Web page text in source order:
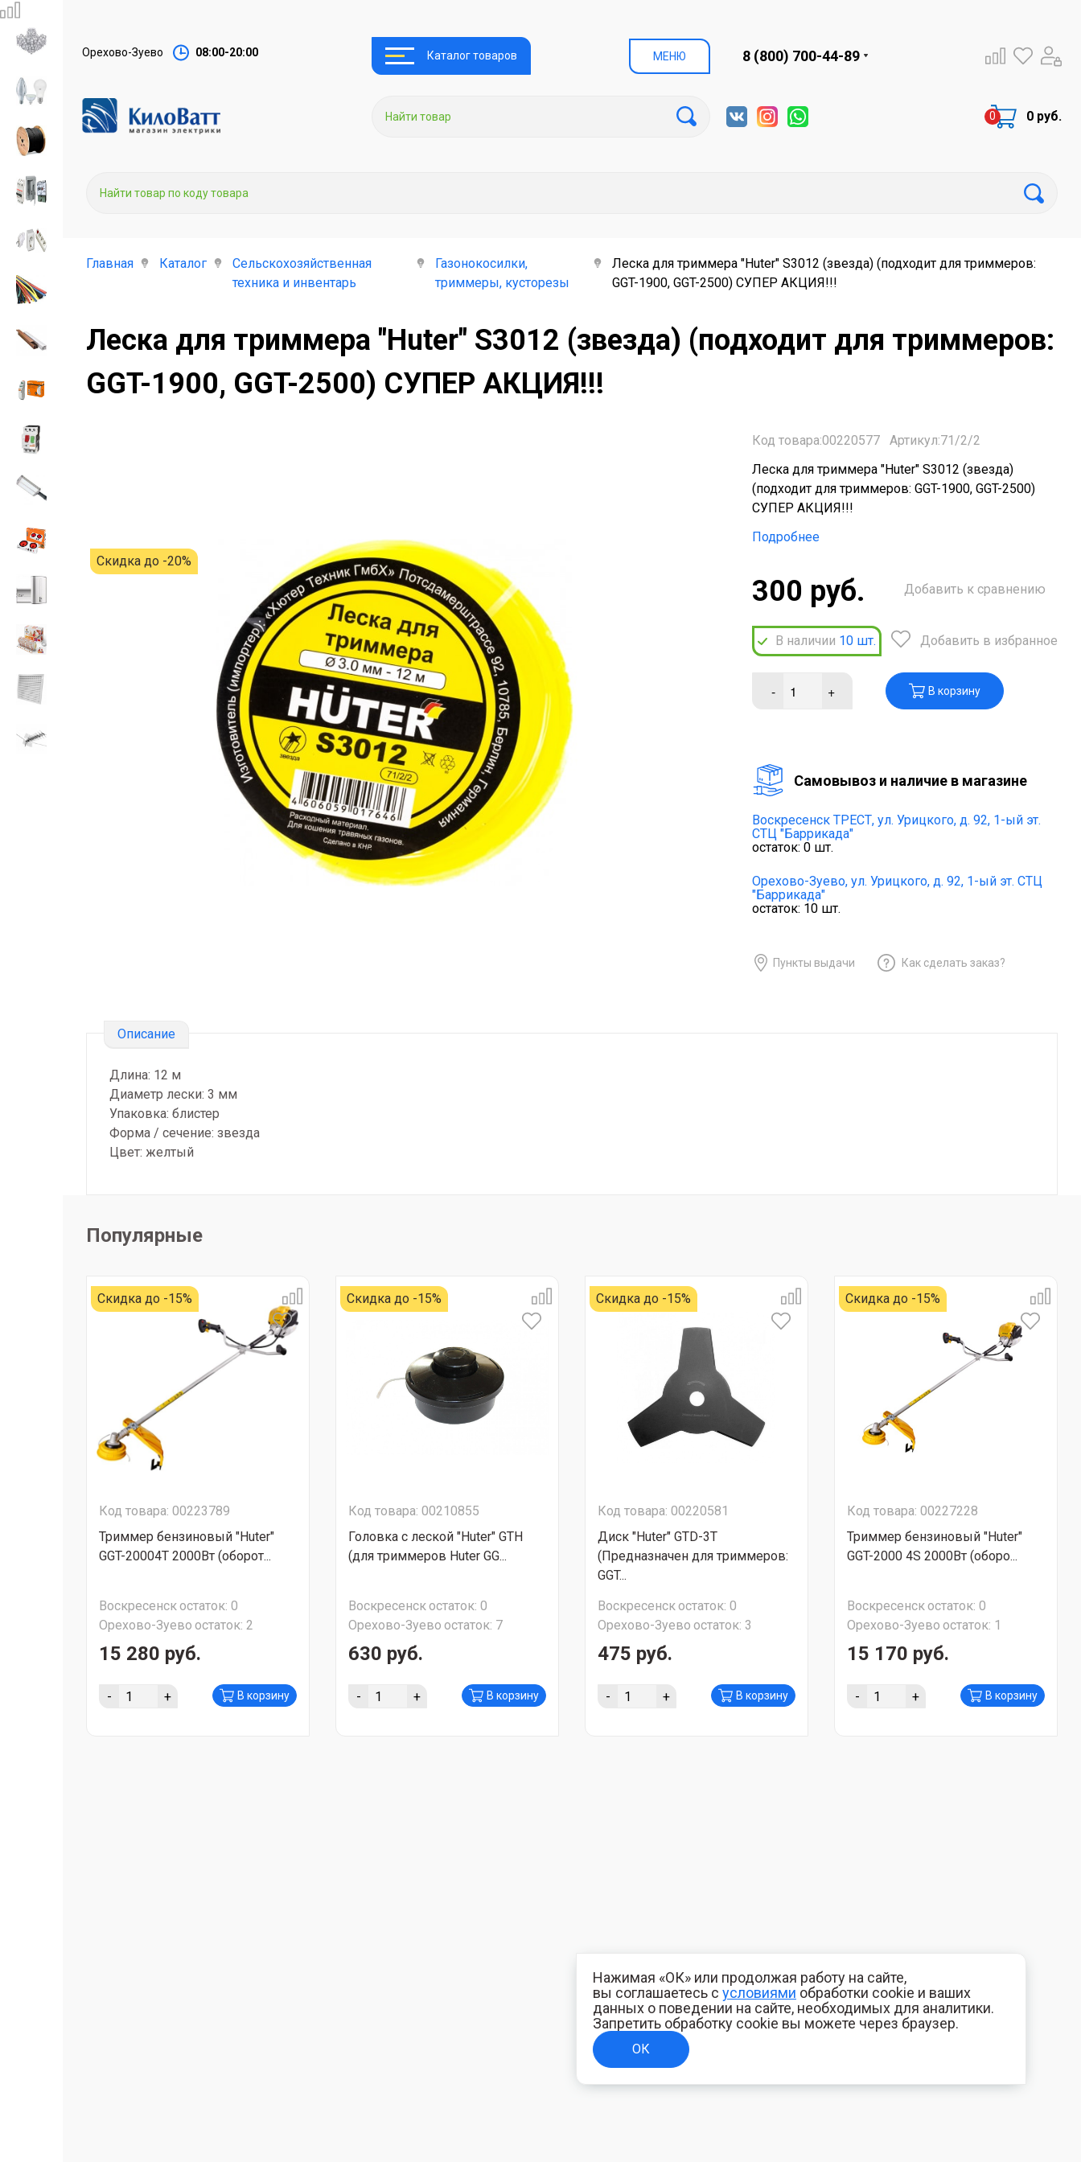
Орехово-Зуево 08:00-20:00 Каталог товаров МЕНЮ 8 (800) 700-44-89
0 руб.
Главная Каталог
Сельскохозяйственная
техника и инвентарь
Газонокосилки,
триммеры, кусторезы
Леска для триммера "Huter" S3012 (звезда) (подходит для триммеров:
GGT-1900, GGT-2500) СУПЕР АКЦИЯ!!!
Леска для триммера "Huter" S3012 (звезда) (подходит для триммеров:
GGT-1900, GGT-2500) СУПЕР АКЦИЯ!!!
Скидка до -20%
Код товара:00220577
Артикул:71/2/2
Леска для триммера "Huter" S3012 (звезда)
(подходит для триммеров: GGT-1900, GGT-2500)
СУПЕР АКЦИЯ!!!
Подробнее
300 руб.
В наличии 10 шт.
Добавить к сравнению
Добавить в избранное
- + В корзину
Cамовывоз и наличие в магазине
Воскресенск ТРЕСТ, ул. Урицкого, д. 92, 1-ый эт.
СТЦ "Баррикада"
остаток: 0 шт.
Орехово-Зуево, ул. Урицкого, д. 92, 1-ый эт. СТЦ
"Баррикада"
остаток: 10 шт.
Пункты выдачи Как сделать заказ?
Описание
Длина: 12 м
Диаметр лески: 3 мм
Упаковка: блистер
Форма / сечение: звезда
Цвет: желтый
Популярные
Скидка до -15%
Код товара: 00223789
Триммер бензиновый "Huter"
GGT-20004T 2000Вт (оборот...
Воскресенскостаток: 0
Орехово-Зуево остаток: 2
15 280 руб.
- + В корзину
Скидка до -15%
Код товара: 00210855
Головка с леской "Huter" GTH
(для триммеров Huter GG...
Воскресенскостаток: 0
Орехово-Зуево остаток: 7
630 руб.
- + В корзину
Скидка до -15%
Код товара: 00220581
Диск "Huter" GTD-3T
(Предназначен для триммеров:
GGT...
Воскресенскостаток: 0
Орехово-Зуево остаток: 3
475 руб.
- + В корзину
Скидка до -15%
Код товара: 00227228
Триммер бензиновый "Huter"
GGT-2000 4S 2000Вт (оборо...
Воскресенскостаток: 0
Орехово-Зуево остаток: 1
15 170 руб.
- + В корзину
Нажимая «ОК» или продолжая работу на сайте,
вы соглашаетесь с условиями обработки cookie и ваших
данных о поведении на сайте, необходимых для аналитики.
Запретить обработку cookie вы можете через браузер.
ОК